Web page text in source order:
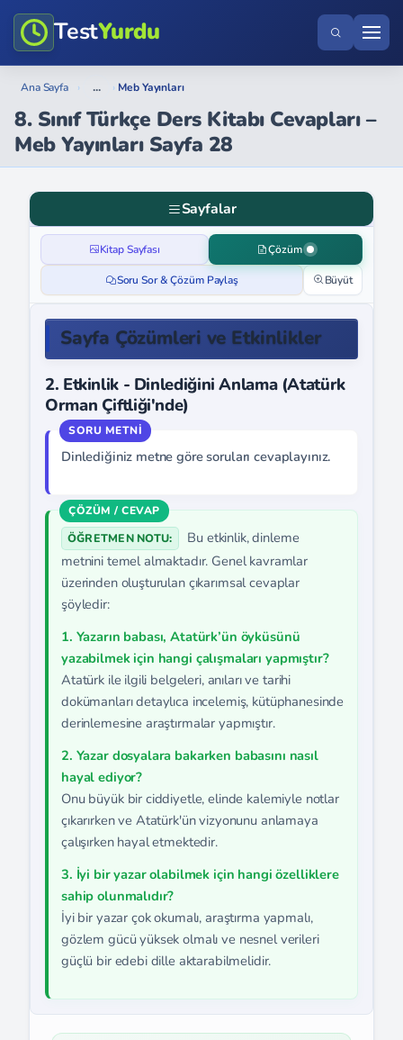
TestYurdu
Ana Sayfa › ... › Meb Yayınları
8. Sınıf Türkçe Ders Kitabı Cevapları –
Meb Yayınları Sayfa 28
Sayfalar
Kitap Sayfası Çözüm
Soru Sor & Çözüm Paylaş Büyüt
Sayfa Çözümleri ve Etkinlikler
2. Etkinlik - Dinlediğini Anlama (Atatürk
Orman Çiftliği'nde)
Dinlediğiniz metne göre soruları cevaplayınız.
ÖĞRETMEN NOTU:
Bu etkinlik, dinleme
metnini temel almaktadır. Genel kavramlar
üzerinden oluşturulan çıkarımsal cevaplar
şöyledir:
1. Yazarın babası, Atatürk’ün öyküsünü
yazabilmek için hangi çalışmaları yapmıştır?
Atatürk ile ilgili belgeleri, anıları ve tarihi
dokümanları detaylıca incelemiş, kütüphanesinde
derinlemesine araştırmalar yapmıştır.
2. Yazar dosyalara bakarken babasını nasıl
hayal ediyor?
Onu büyük bir ciddiyetle, elinde kalemiyle notlar
çıkarırken ve Atatürk'ün vizyonunu anlamaya
çalışırken hayal etmektedir.
3. İyi bir yazar olabilmek için hangi özelliklere
sahip olunmalıdır?
İyi bir yazar çok okumalı, araştırma yapmalı,
gözlem gücü yüksek olmalı ve nesnel verileri
güçlü bir edebi dille aktarabilmelidir.